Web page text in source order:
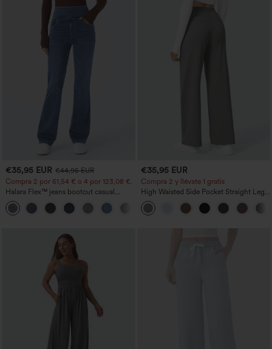
€35,95 EUR €44,95 EUR
Compra 2 por 61,54 € o 4 por 123,08 €.
Halara Flex™ jeans bootcut casual
lavados, de talle alto y con bolsillos
+5
€35,95 EUR
Compra 2 y llévate 1 gratis
High Waisted Side Pocket Straight Leg
Work Pants